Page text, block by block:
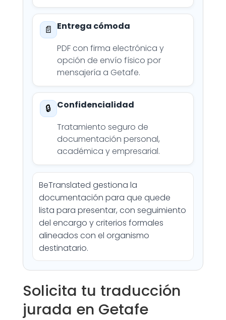
📄 Entrega cómoda
PDF con firma electrónica y
opción de envío físico por
mensajería a Getafe.
🔒 Confidencialidad
Tratamiento seguro de
documentación personal,
académica y empresarial.
BeTranslated gestiona la
documentación para que quede
lista para presentar, con seguimiento
del encargo y criterios formales
alineados con el organismo
destinatario.
Solicita tu traducción
jurada en Getafe